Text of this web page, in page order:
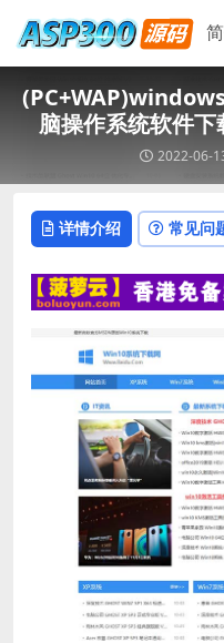
脑操作系统软件
2022-06-
详情介绍 常见问